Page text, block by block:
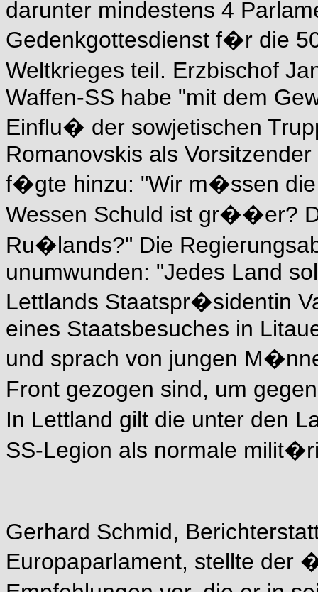
darunter mindestens 4
Gedenkgottesdienst f�r die
Weltkrieges teil. Erzbischof
Waffen-SS habe "mit dem
Einflu� der sowjetischen
Romanovskis als
f�gte hinzu: "Wir m�ssen die
Wessen Schuld ist gr��er?
Ru�lands?" Die
unumwunden: "Jedes Land
Lettlands Staatspr�sidentin
eines Staatsbesuches in
und sprach von jungen
Front gezogen sind, um
In Lettland gilt die unter den
SS-Legion als normale
Gerhard Schmid,
Europaparlament, stellte der